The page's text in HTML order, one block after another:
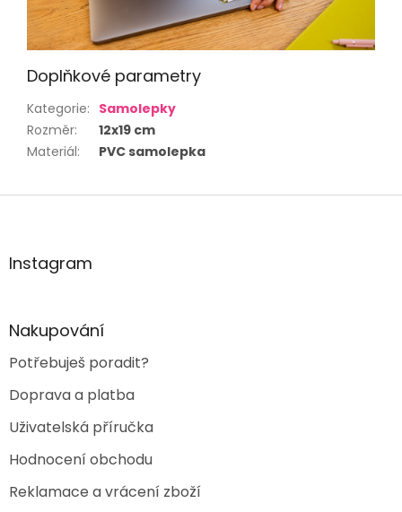
Doplňkové parametry
Kategorie: Samolepky
Rozměr:
12x19 cm
Materiál: PVC samolepka
Z
aInstagram
Nakupování
Potřebuješ poradit?
Doprava a platba
Uživatelská příručka
Hodnocení obchodu
Reklamace a vrácení zboží